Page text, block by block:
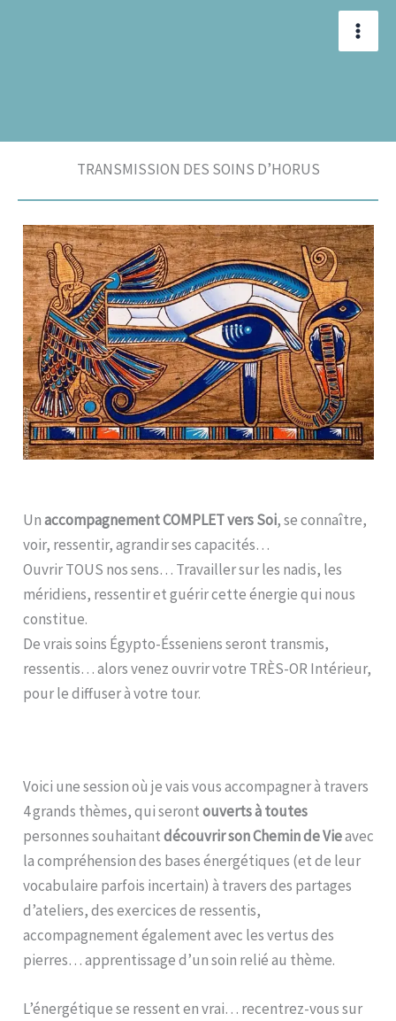
TRANSMISSION DES SOINS D’HORUS
Unaccompagnement COMPLET vers Soi, se connaître,
voir, ressentir, agrandir ses capacités…
Ouvrir TOUS nos sens… Travailler sur les nadis, les
méridiens, ressentir et guérir cette énergie qui nous
constitue.
De vrais soins Égypto-Ésseniens seront transmis,
ressentis… alors venez ouvrir votre TRÈS-OR Intérieur,
pour le diffuser à votre tour.
Voici une session où je vais vous accompagner à travers
4 grands thèmes, qui serontouverts à toutes
personnes souhaitantdécouvrir son Chemin de Vieavec
la compréhension des bases énergétiques (et de leur
vocabulaire parfois incertain) à travers des partages
d’ateliers, des exercices de ressentis,
accompagnement également avec les vertus des
pierres… apprentissage d’un soin relié au thème.
L’énergétique se ressent en vrai… recentrez-vous sur